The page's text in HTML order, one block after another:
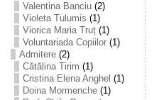
Valentina Banciu(2)
Violeta Tulumis (1)
Viorica Maria Truț(1)
Voluntariada Copiilor(1)
Admitere(2)
Cătălina Tirim (1)
Cristina Elena Anghel (1)
Doina Mormenche(1)